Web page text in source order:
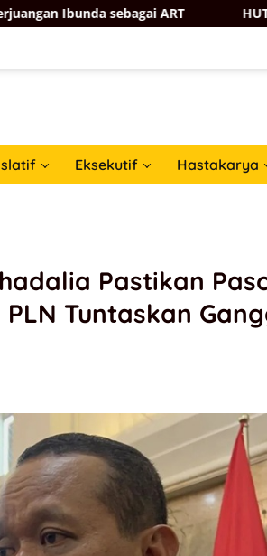
sebagai ART HUT ke-50 Bahlil
Eksekutif Hastakarya
Pastikan
Tuntaskan